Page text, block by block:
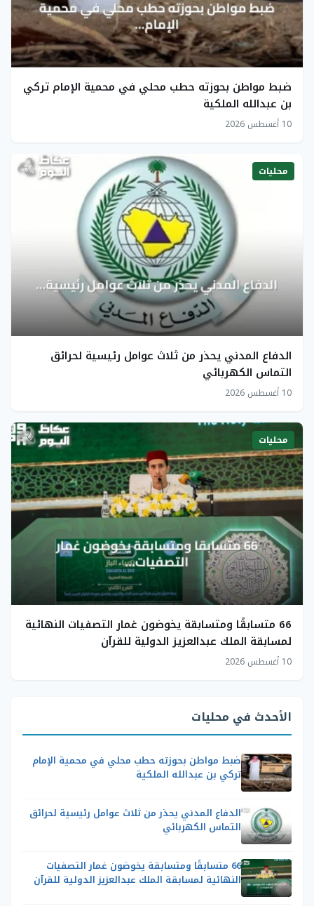
ضبط مواطن بحوزته حطب محلي في محمية الإمام تركي
بن عبدالله الملكية
10 أغسطس 2026
محليات
الدفاع المدني يحذر من ثلاث عوامل رئيسية لحرائق
التماس الكهربائي
10 أغسطس 2026
محليات
66 متسابقًا ومتسابقة يخوضون غمار التصفيات النهائية
لمسابقة الملك عبدالعزيز الدولية للقرآن
10 أغسطس 2026
الأحدث في محليات
ضبط مواطن بحوزته حطب محلي في محمية الإمام
تركي بن عبدالله الملكية
الدفاع المدني يحذر من ثلاث عوامل رئيسية لحرائق
التماس الكهربائي
66 متسابقًا ومتسابقة يخوضون غمار التصفيات
النهائية لمسابقة الملك عبدالعزيز الدولية للقرآن